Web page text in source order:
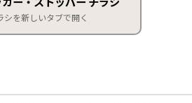
シを新しいタブで開く